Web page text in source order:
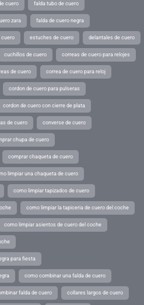
cuero falda tubo de cuero
zara falda de cuero negra
cuero estuches de cuero delantales de cuero
cuchillos de cuero correas de cuero para relojes
de cuero correa de cuero para reloj
cordon de cuero para pulseras
cordon de cuero con cierre de plata
de cuero converse de cuero
chupa de cuero
comprar chaqueta de cuero
limpiar una chaqueta de cuero
como limpiar tapizados de cuero
como limpiar la tapiceria de cuero del coche
como limpiar asientos de cuero del coche
para fiesta
como combinar una falda de cuero
falda de cuero collares largos de cuero